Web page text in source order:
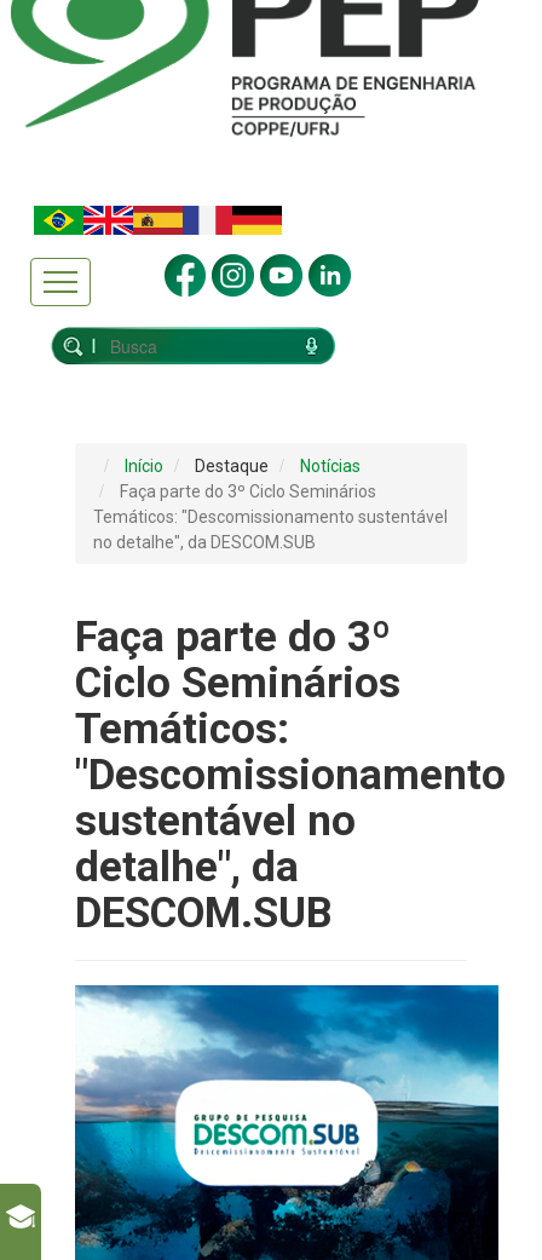
Início Destaque
Notícias
Faça parte do 3º Ciclo Seminários
Temáticos: "Descomissionamento sustentável
no detalhe", da DESCOM.SUB
Faça parte do 3º
Ciclo Seminários
Temáticos:
"Descomissionamento
sustentável no
detalhe", da
DESCOM.SUB